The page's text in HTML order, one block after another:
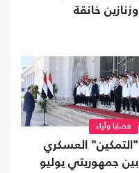
وزنازين خانقة
قضايا وآراء
"التمكين" العسكري
بين جمهوريتي يوليو